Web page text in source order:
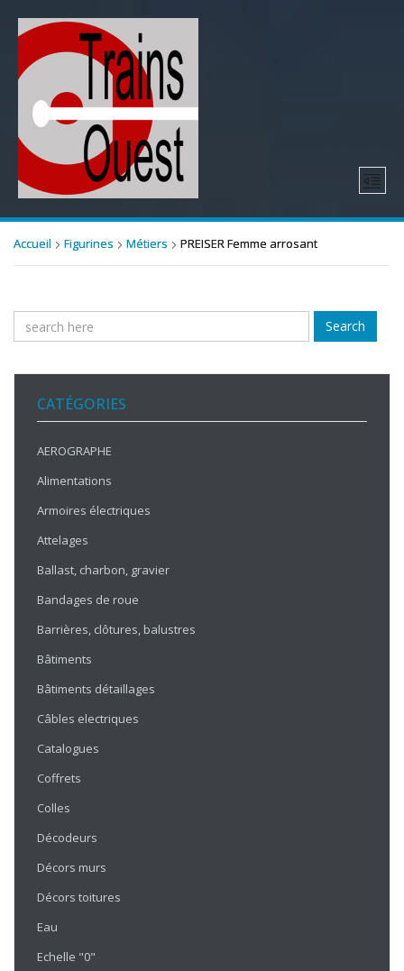
Accueil Figurines Métiers PREISER Femme arrosant
Search
CATÉGORIES
AEROGRAPHE
Alimentations
Armoires électriques
Attelages
Ballast, charbon, gravier
Bandages de roue
Barrières, clôtures, balustres
Bâtiments
Bâtiments détaillages
Câbles electriques
Catalogues
Coffrets
Colles
Décodeurs
Décors murs
Décors toitures
Eau
Echelle "0"